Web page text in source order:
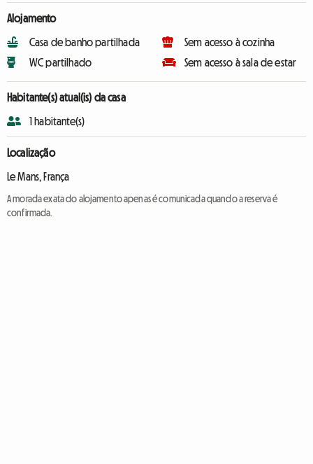
Alojamento
Casa de banho partilhada
WC partilhado
Sem acesso à cozinha
Sem acesso à sala de estar
Habitante(s) atual(is) da casa
1 habitante(s)
Localização
Le Mans, França
A morada exata do alojamento apenas é comunicada quando a reserva é
confirmada.